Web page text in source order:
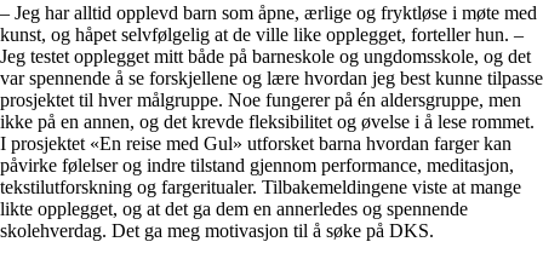
– Jeg har alltid opplevd barn som åpne, ærlige og fryktløse i møte med
kunst, og håpet selvfølgelig at de ville like opplegget, forteller hun. –
Jeg testet opplegget mitt både på barneskole og ungdomsskole, og det
var spennende å se forskjellene og lære hvordan jeg best kunne tilpasse
prosjektet til hver målgruppe. Noe fungerer på én aldersgruppe, men
ikke på en annen, og det krevde fleksibilitet og øvelse i å lese rommet.
I prosjektet «En reise med Gul» utforsket barna hvordan farger kan
påvirke følelser og indre tilstand gjennom performance, meditasjon,
tekstilutforskning og fargeritualer. Tilbakemeldingene viste at mange
likte opplegget, og at det ga dem en annerledes og spennende
skolehverdag. Det ga meg motivasjon til å søke på DKS.